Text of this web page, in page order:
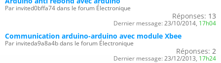
Par invited0bffa74 dans le forum Électronique
Réponses: 13
Dernier message: 23/10/2014, 17h04
Communication arduino-arduino avec module Xbee
Par inviteda9a8a4b dans le forum Électronique
Réponses: 2
Dernier message: 23/12/2013, 17h24